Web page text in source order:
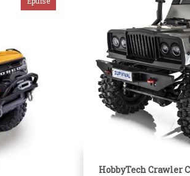
HobbyTech Crawler